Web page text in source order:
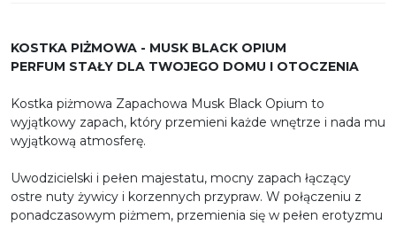
KOSTKA PIŻMOWA - MUSK BLACK OPIUM
PERFUM STAŁY DLA TWOJEGO DOMU I OTOCZENIA
Kostka piżmowa Zapachowa Musk Black Opium to
wyjątkowy zapach, który przemieni każde wnętrze i nada mu
wyjątkową atmosferę.
Uwodzicielski i pełen majestatu, mocny zapach łączący
ostre nuty żywicy i korzennych przypraw. W połączeniu z
ponadczasowym piżmem, przemienia się w pełen erotyzmu